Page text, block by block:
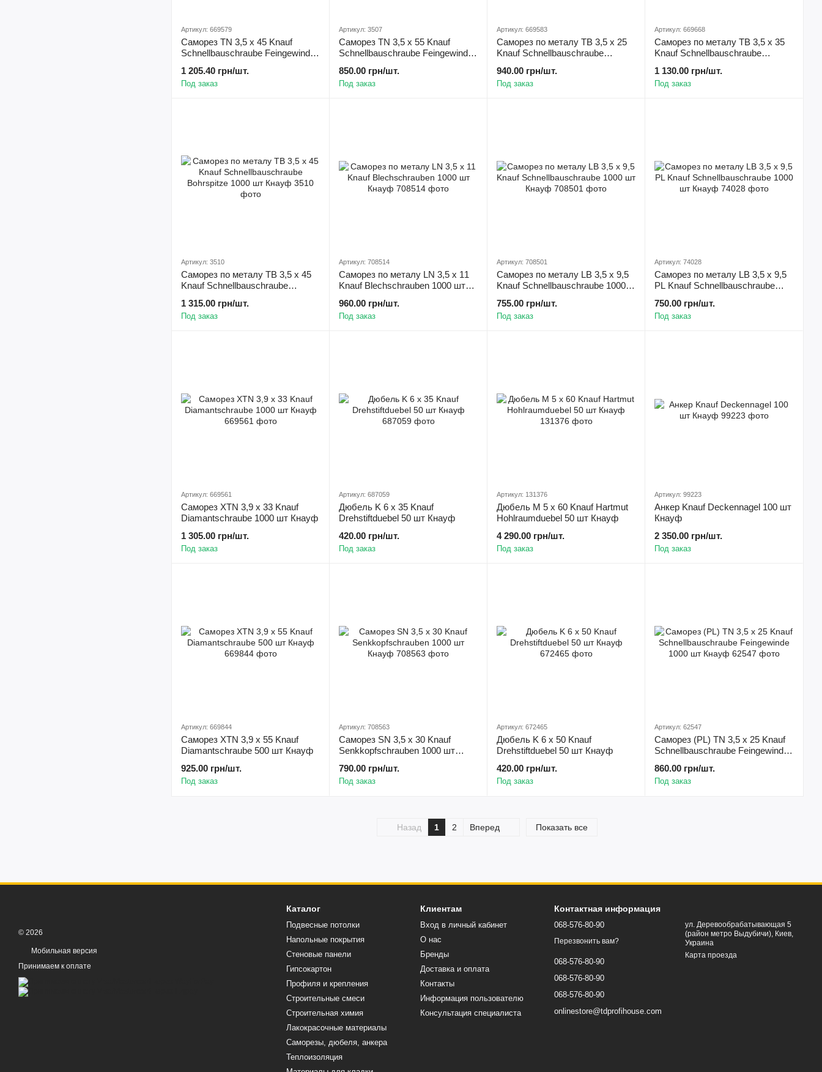
Артикул: 669579
Саморез TN 3,5 х 45 Knauf
Schnellbauschraube Feingewinde
1 205.40 грн/шт.
Под заказ
Артикул: 3507
Саморез TN 3,5 х 55 Knauf
Schnellbauschraube Feingewinde
850.00 грн/шт.
Под заказ
Артикул: 669583
Саморез по металу TB 3,5 х 25
Knauf Schnellbauschraube
940.00 грн/шт.
Под заказ
Артикул: 669668
Саморез по металу TB 3,5 х 35
Knauf Schnellbauschraube
1 130.00 грн/шт.
Под заказ
Артикул: 3510
Саморез по металу TB 3,5 х 45
Knauf Schnellbauschraube
1 315.00 грн/шт.
Под заказ
Артикул: 708514
Саморез по металу LN 3,5 х 11
Knauf Blechschrauben 1000 шт
960.00 грн/шт.
Под заказ
Артикул: 708501
Саморез по металу LB 3,5 х 9,5
Knauf Schnellbauschraube 1000
755.00 грн/шт.
Под заказ
Артикул: 74028
Саморез по металу LB 3,5 х 9,5
PL Knauf Schnellbauschraube
750.00 грн/шт.
Под заказ
Артикул: 669561
Саморез XTN 3,9 х 33 Knauf
Diamantschraube 1000 шт Кнауф
1 305.00 грн/шт.
Под заказ
Артикул: 687059
Дюбель K 6 х 35 Knauf
Drehstiftduebel 50 шт Кнауф
420.00 грн/шт.
Под заказ
Артикул: 131376
Дюбель M 5 x 60 Knauf Hartmut
Hohlraumduebel 50 шт Кнауф
4 290.00 грн/шт.
Под заказ
Артикул: 99223
Анкер Knauf Deckennagel 100 шт
Кнауф
2 350.00 грн/шт.
Под заказ
Артикул: 669844
Саморез XTN 3,9 х 55 Knauf
Diamantschraube 500 шт Кнауф
925.00 грн/шт.
Под заказ
Артикул: 708563
Саморез SN 3,5 х 30 Knauf
Senkkopfschrauben 1000 шт
790.00 грн/шт.
Под заказ
Артикул: 672465
Дюбель K 6 х 50 Knauf
Drehstiftduebel 50 шт Кнауф
420.00 грн/шт.
Под заказ
Артикул: 62547
Саморез (PL) TN 3,5 х 25 Knauf
Schnellbauschraube Feingewinde
860.00 грн/шт.
Под заказ
Назад 1 2 Вперед Показать все
© 2026
Мобильная версия
Принимаем к оплате
Каталог
Подвесные потолки
Напольные покрытия
Стеновые панели
Гипсокартон
Профиля и крепления
Строительные смеси
Строительная химия
Лакокрасочные материалы
Саморезы, дюбеля, анкера
Теплоизоляция
Клиентам
Вход в личный кабинет
О нас
Бренды
Доставка и оплата
Контакты
Информация пользователю
Консультация специалиста
Контактная информация
068-576-80-90
Перезвонить вам?
068-576-80-90
068-576-80-90
068-576-80-90
onlinestore@tdprofihouse.com
ул. Деревообрабатывающая 5
(район метро Выдубичи), Киев,
Украина
Карта проезда